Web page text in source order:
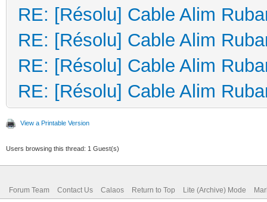
RE: [Résolu] Cable Alim
RE: [Résolu] Cable Alim
RE: [Résolu] Cable Alim
RE: [Résolu] Cable Alim
View a Printable Version
Users browsing this thread: 1 Guest(s)
Forum Team Contact Us Calaos Return to Top Lite (Archive) Mode